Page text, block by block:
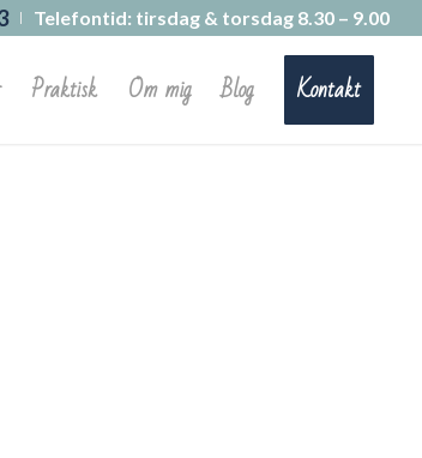
Telefontid: tirsdag & torsdag 8.30 – 9.00
Praktisk Om mig Blog Kontakt